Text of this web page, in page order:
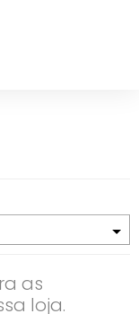
as
loja.